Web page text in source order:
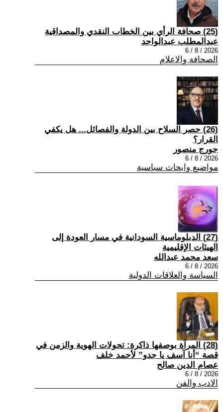
(25) صحافة الرأي بين الخطاب النقدي والمصداقية
عبدالمطلب عبدالواحد
2026 / 8 / 6
الصحافة والاعلام
(26) حصر السلاح بين الدولة والفصائل... هل يكفي
القرار؟
جورج منصور
2026 / 8 / 6
مواضيع وابحاث سياسية
(27) الدبلوماسية السودانية في مسار العودة إلى
الهيئات الإقليمية
سعد محمد عبدالله
2026 / 8 / 6
السياسة والعلاقات الدولية
(28) المرآة بوصفها ذاكرة: تحولات الهوية والزمن في
قصة “أنا آسف يا جدو” لأحمد خلف
عصام الدين صالح
2026 / 8 / 6
الادب والفن